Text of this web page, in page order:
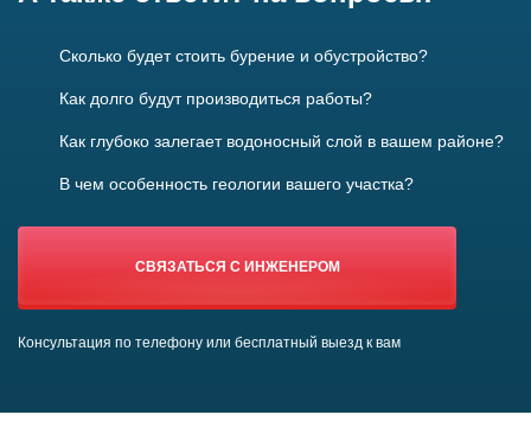
Сколько будет стоить бурение и обустройство?
Как долго будут производиться работы?
Как глубоко залегает водоносный слой в вашем районе?
В чем особенность геологии вашего участка?
СВЯЗАТЬСЯ С ИНЖЕНЕРОМ
Консультация по телефону или бесплатный выезд к вам